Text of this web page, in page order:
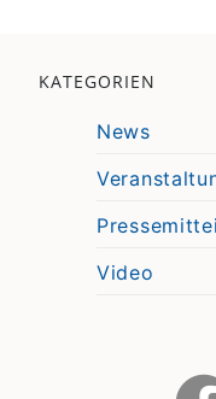
KATEGORIEN
News
Video